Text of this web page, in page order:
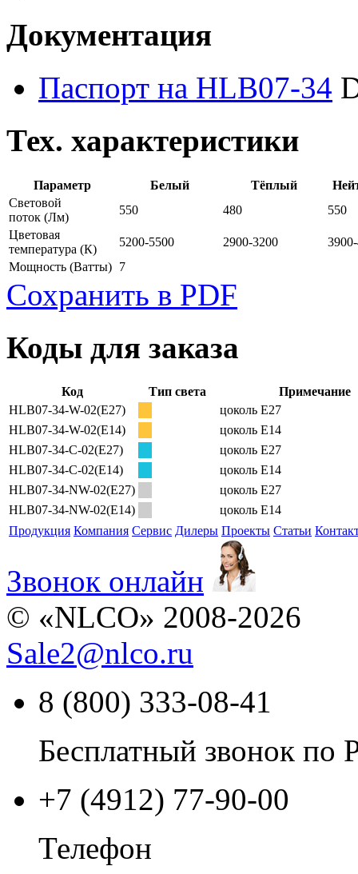
Документация
Паспорт на HLB07-34
Тех. характеристики
Параметр Белый Тёплый
Световой
поток (Лм)
550 480
550
Цветовая
температура (К)
5200-5500 2900-3200
Мощность (Ватты) 7
Сохранить в PDF
Коды для заказа
Код Тип света
Примечание
HLB07-34-W-02(E27)
цоколь E27
HLB07-34-W-02(E14)
цоколь E14
HLB07-34-C-02(E27)
цоколь E27
HLB07-34-C-02(E14)
цоколь E14
HLB07-34-NW-02(E27)
цоколь E27
HLB07-34-NW-02(E14)
цоколь E14
Продукция Компания Сервис Дилеры Проекты Статьи
Звонок онлайн
© «NLCO» 2008-2026
Sale2@nlco.ru
8 (800) 333-08-41
Бесплатный звонок по
+7 (4912) 77-90-00
Телефон